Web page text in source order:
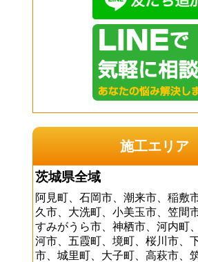
施工エリア
茨城県全域
阿見町、石岡市、潮来市、稲敷
久市、大洗町、小美玉市、笠間
すみがうら市、神栖市、河内町
河市、五霞町、境町、桜川市、
市、城里町、大子町、高萩市、